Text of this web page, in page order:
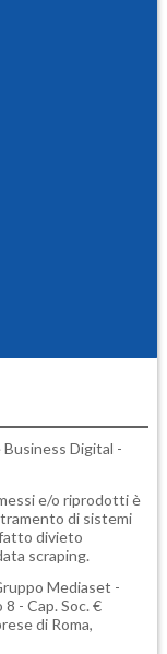
Digital -
e/o riprodotti è
di sistemi
divieto
scraping.
Mediaset -
- Cap. Soc. €
di Roma,